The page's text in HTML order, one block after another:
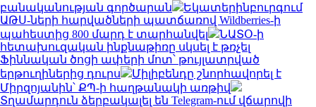
բանականության գործարան
Եկատերինբուրգում
ԱԹՍ-ների հարվածների պատճառով Wildberries-ի
պահեստից 800 մարդ է տարհանվել
ՆԱՏՕ-ի
հետախուզական ինքնաթիռը սկսել է թռչել
Ֆիննական ծոցի ափերի մոտ՝ թույլատրված
երթուղիներից դուրս
Միլիբենդը շնորհավորել է
Միրզոյանին՝ ՔՊ-ի հաղթանակի առթիվ
Տղամարդուն ձերբակալել են Telegram-ում վճարովի